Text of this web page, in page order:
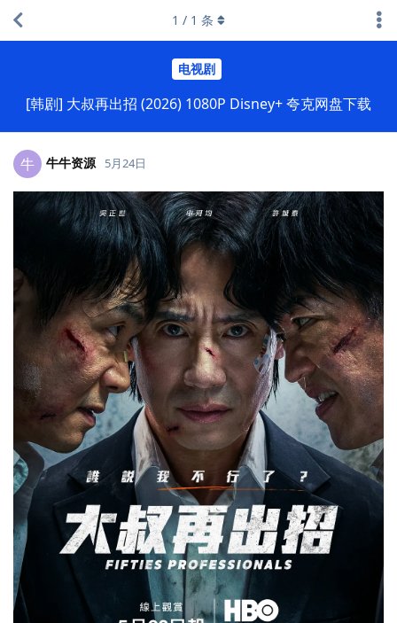
电视剧
[韩剧] 大叔再出招 (2026) 1080P Disney+ 夸克网盘下载
1 / 1 条
牛 牛牛资源 5月24日